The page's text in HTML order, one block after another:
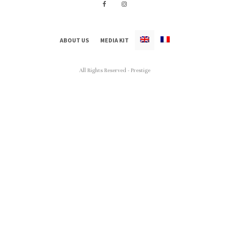
ABOUT US MEDIA KIT
All Rights Reserved - Prestige